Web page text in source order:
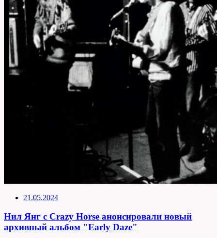
21.05.2024
Нил Янг с Crazy Horse анонсировали новый
архивный альбом "Early Daze"